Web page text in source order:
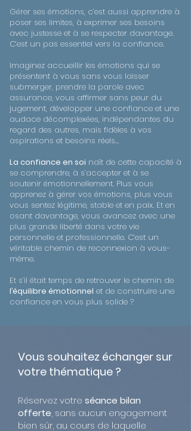
Gérer ses émotions, c’est aussi apprendre à
poser ses limites, à exprimer ses besoins
avec justesse et à se respecter davantage.
C’est un pas essentiel vers la confiance.
Imaginez accueillir les émotions qui se
présentent à vous sans vous laisser
submerger, prendre la parole avec
assurance, vous affirmer sans peur du
jugement, développer une confiance et une
audace décomplexées, indépendantes du
regard des autres, mais fidèles à vos
aspirations et besoins réels…
La confiance en soi naît de cette capacité à
se comprendre, à s’accepter et à se
soutenir émotionnellement. Plus vous
apprenez à gérer vos émotions, plus vous
vous sentez légitime, stable et en paix. Et en
osant davantage, vous avancez avec une
plus grande liberté dans votre vie
personnelle et professionnelle. C’est un
véritable chemin de reconnexion à vous-
même.
Et s’il était temps de retrouver le chemin de
l’équilibre émotionnel et de construire une
confiance en vous plus solide ?
Vous souhaitez échanger sur
votre thématique ?
Réservez votre séance bilan
offerte, sans aucun engagement
bien sûr, au cours de laquelle